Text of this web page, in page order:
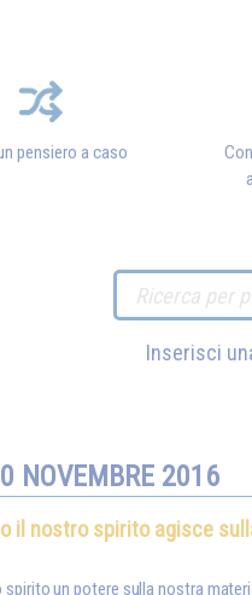
pensiero a caso
Inserisci
NOVEMBRE 2016
il nostro spirito agisce
un potere sulla nostra